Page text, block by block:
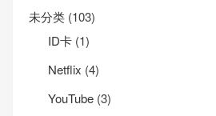
未分类 (103)
ID卡 (1)
Net­flix (4)
YouTube (3)